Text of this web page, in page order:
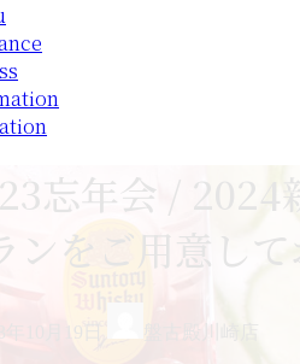
年会 / 2024
ンをご用意し
年10月19日 盤古殿川崎店